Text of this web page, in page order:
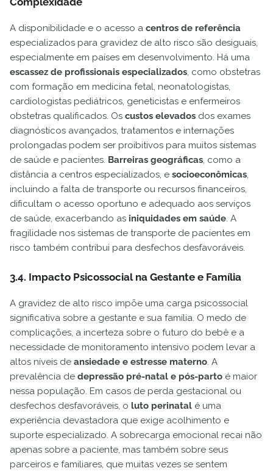
A disponibilidade e o acesso a centros de referência
especializados para gravidez de alto risco são desiguais,
especialmente em países em desenvolvimento. Há uma
escassez de profissionais especializados, como obstetras
com formação em medicina fetal, neonatologistas,
cardiologistas pediátricos, geneticistas e enfermeiros
obstetras qualificados. Os custos elevados dos exames
diagnósticos avançados, tratamentos e internações
prolongadas podem ser proibitivos para muitos sistemas
de saúde e pacientes. Barreiras geográficas, como a
distância a centros especializados, e socioeconômicas,
incluindo a falta de transporte ou recursos financeiros,
dificultam o acesso oportuno e adequado aos serviços
de saúde, exacerbando as iniquidades em saúde. A
fragilidade nos sistemas de transporte de pacientes em
risco também contribui para desfechos desfavoráveis.
3.4. Impacto Psicossocial na Gestante e Família
A gravidez de alto risco impõe uma carga psicossocial
significativa sobre a gestante e sua família. O medo de
complicações, a incerteza sobre o futuro do bebê e a
necessidade de monitoramento intensivo podem levar a
altos níveis de ansiedade e estresse materno. A
prevalência de depressão pré-natal e pós-parto é maior
nessa população. Em casos de perda gestacional ou
desfechos desfavoráveis, o luto perinatal é uma
experiência devastadora que exige acolhimento e
suporte especializado. A sobrecarga emocional recai não
apenas sobre a paciente, mas também sobre seus
parceiros e familiares, que muitas vezes se sentem